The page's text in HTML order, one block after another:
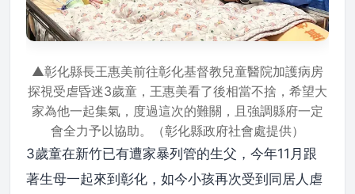
▲彰化縣長王惠美前往彰化基督教兒童醫院加護病房
探視受虐昏迷3歲童，王惠美看了後相當不捨，希望大
家為他一起集氣，度過這次的難關，且強調縣府一定
會全力予以協助。（彰化縣政府社會處提供）
3歲童在新竹已有遭家暴列管的生父，今年11月跟
著生母一起來到彰化，如今小孩再次受到同居人虐